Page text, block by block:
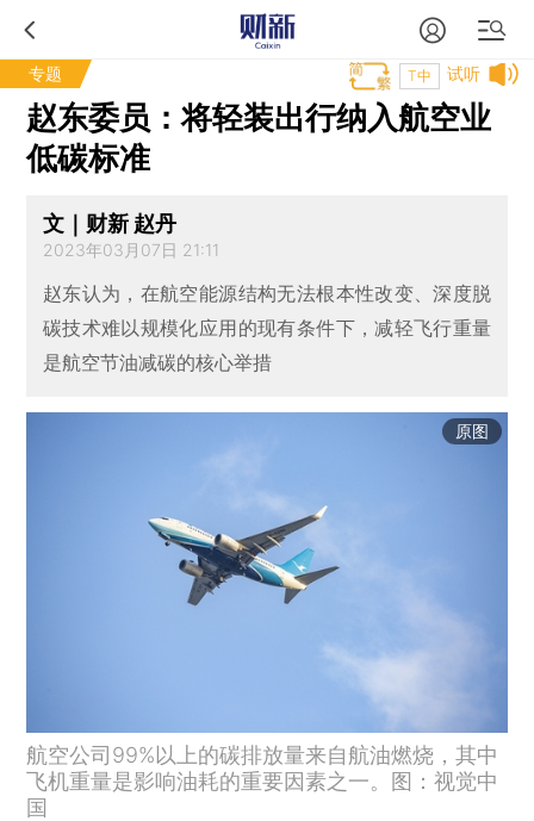
专题 试听
T中
赵东委员：将轻装出行纳入航空业
低碳标准
文｜财新 赵丹
2023年03月07日 21:11
赵东认为，在航空能源结构无法根本性改变、深度脱
碳技术难以规模化应用的现有条件下，减轻飞行重量
是航空节油减碳的核心举措
原图
航空公司99%以上的碳排放量来自航油燃烧，其中
飞机重量是影响油耗的重要因素之一。图：视觉中
国